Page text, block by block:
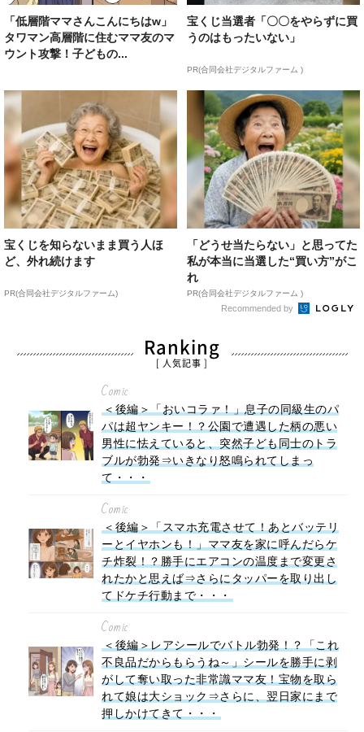
「低層階ママさんこんにちはw」
タワマン高層階に住むママ友のマ
ウント攻撃！子どもの...
宝くじ当選者「〇〇をやらずに買
うのはもったいない」
PR(合同会社デジタルファーム )
宝くじを知らないまま買う人ほ
ど、外れ続けます
PR(合同会社デジタルファーム)
「どうせ当たらない」と思ってた
私が本当に当選した“買い方”がこ
れ
PR(合同会社デジタルファーム )
Recommended by
Ranking
[ 人気記事 ]
Comic
＜後編＞「おいコラァ！」息子の同級生のパ
パは超ヤンキー！？公園で遭遇した柄の悪い
男性に怯えていると、突然子ども同士のトラ
ブルが勃発⇒いきなり怒鳴られてしまっ
て・・・
Comic
＜後編＞「スマホ充電させて！あとバッテリ
ーとイヤホンも！」ママ友を家に呼んだらケ
チ炸裂！？勝手にエアコンの温度まで変更さ
れたかと思えば⇒さらにタッパーを取り出し
てドケチ行動まで・・・
Comic
＜後編＞レアシールでバトル勃発！？「これ
不良品だからもらうね～」シールを勝手に剥
がして奪い取った非常識ママ友！宝物を取ら
れて娘は大ショック⇒さらに、翌日家にまで
押しかけてきて・・・